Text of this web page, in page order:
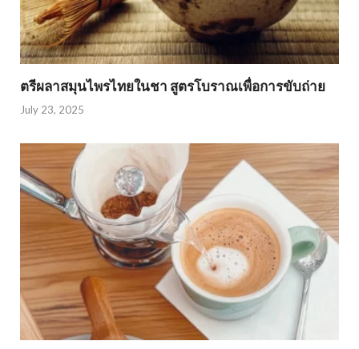
ตรีผลาสมุนไพรไทยในชา สูตรโบราณเพื่อการขับถ่าย
July 23, 2025